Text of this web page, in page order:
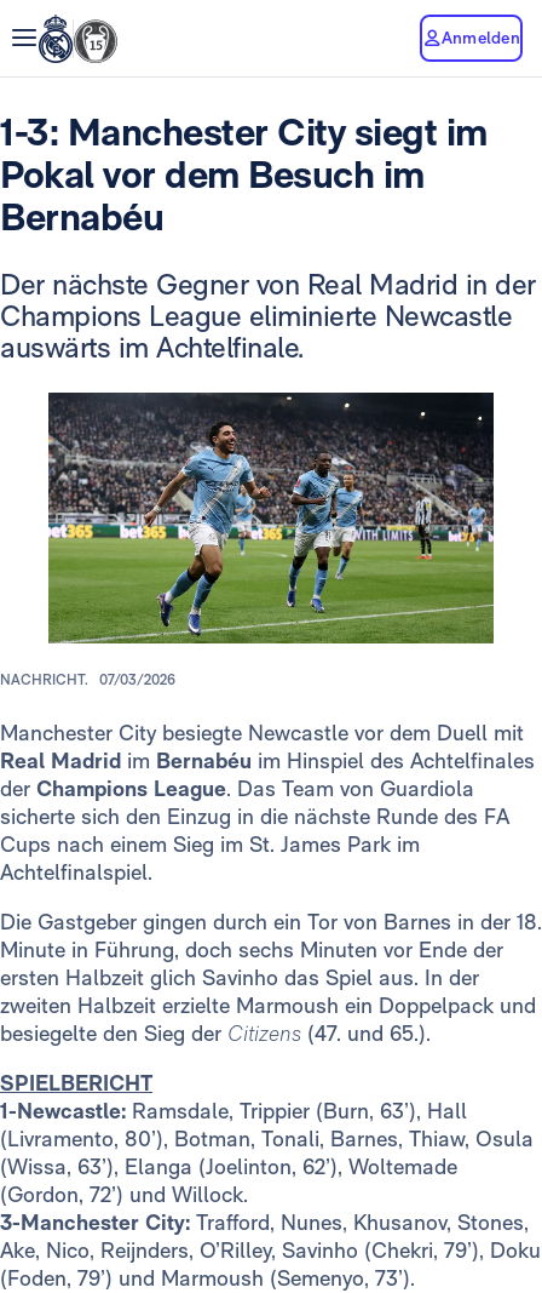
Anmelden
1-3: Manchester City siegt im
Pokal vor dem Besuch im
Bernabéu
Der nächste Gegner von Real Madrid in der
Champions League eliminierte Newcastle
auswärts im Achtelfinale.
NACHRICHT. 07/03/2026
Manchester City besiegte Newcastle vor dem Duell mit
Real Madrid im Bernabéu im Hinspiel des Achtelfinales
der Champions League. Das Team von Guardiola
sicherte sich den Einzug in die nächste Runde des FA
Cups nach einem Sieg im St. James Park im
Achtelfinalspiel.
Die Gastgeber gingen durch ein Tor von Barnes in der 18.
Minute in Führung, doch sechs Minuten vor Ende der
ersten Halbzeit glich Savinho das Spiel aus. In der
zweiten Halbzeit erzielte Marmoush ein Doppelpack und
besiegelte den Sieg der Citizens (47. und 65.).
SPIELBERICHT
1-Newcastle: Ramsdale, Trippier (Burn, 63’), Hall
(Livramento, 80’), Botman, Tonali, Barnes, Thiaw, Osula
(Wissa, 63’), Elanga (Joelinton, 62’), Woltemade
(Gordon, 72’) und Willock.
3-Manchester City: Trafford, Nunes, Khusanov, Stones,
Ake, Nico, Reijnders, O’Rilley, Savinho (Chekri, 79’), Doku
(Foden, 79’) und Marmoush (Semenyo, 73’).